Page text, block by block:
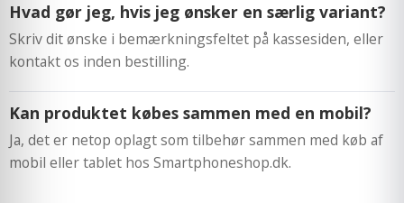
Hvad gør jeg, hvis jeg ønsker en særlig variant?
Skriv dit ønske i bemærkningsfeltet på kassesiden, eller
kontakt os inden bestilling.
Kan produktet købes sammen med en mobil?
Ja, det er netop oplagt som tilbehør sammen med køb af
mobil eller tablet hos Smartphoneshop.dk.